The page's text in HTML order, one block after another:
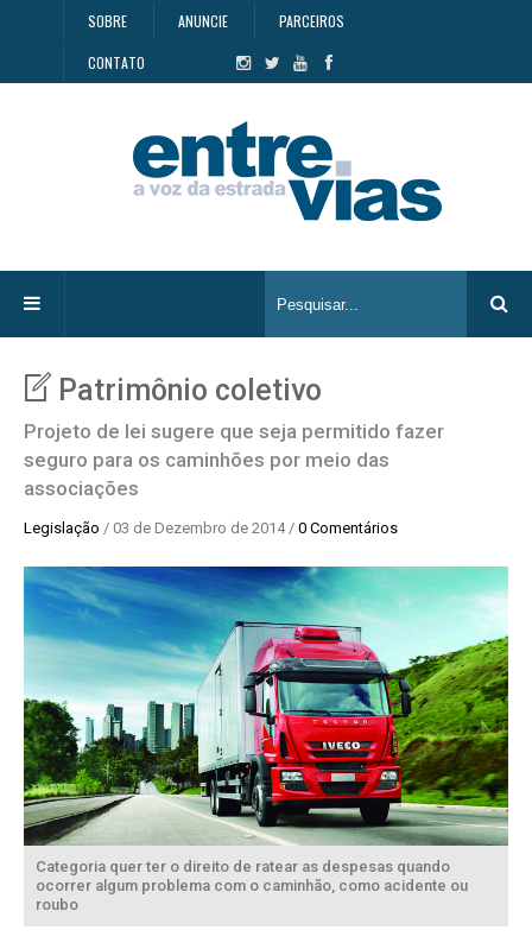
SOBRE ANUNCIE PARCEIROS
CONTATO
Patrimônio coletivo
Projeto de lei sugere que seja permitido fazer
seguro para os caminhões por meio das
associações
Legislação / 03 de Dezembro de 2014 / 0 Comentários
Categoria quer ter o direito de ratear as despesas quando
ocorrer algum problema com o caminhão, como acidente ou
roubo